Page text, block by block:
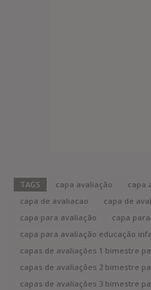
TAGS capa avaliação capa
capa de avaliacao
capa de
capa para avaliação
capa
capa para avaliação educação
capas de avaliações 1 bimestre
capas de avaliações 2 bimestre
capas de avaliações 3 bimestre